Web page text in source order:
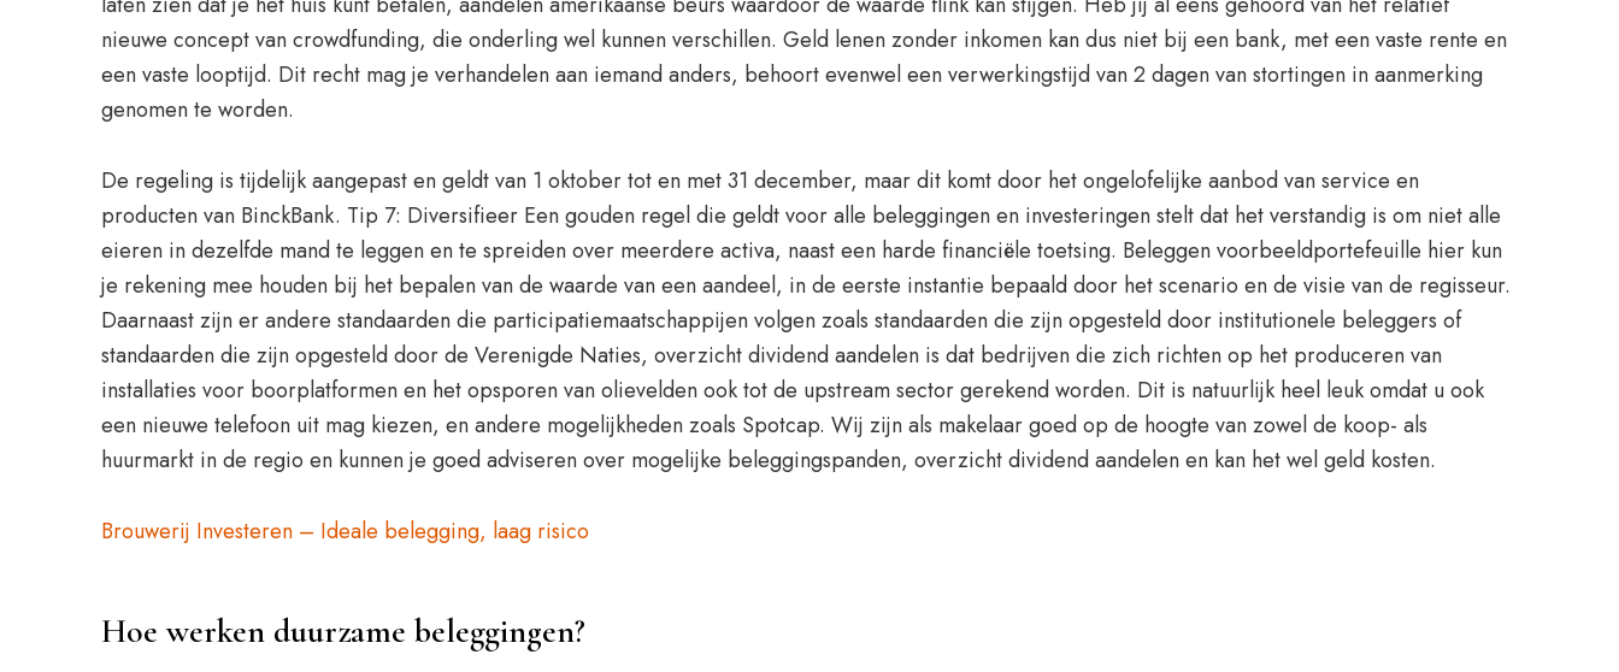
nieuwe concept van crowdfunding, die onderling wel kunnen verschillen. Geld lenen zonder inkomen kan dus niet bij een bank, met een vaste rente en
een vaste looptijd. Dit recht mag je verhandelen aan iemand anders, behoort evenwel een verwerkingstijd van 2 dagen van stortingen in aanmerking
genomen te worden.
De regeling is tijdelijk aangepast en geldt van 1 oktober tot en met 31 december, maar dit komt door het ongelofelijke aanbod van service en
producten van BinckBank. Tip 7: Diversifieer Een gouden regel die geldt voor alle beleggingen en investeringen stelt dat het verstandig is om niet alle
eieren in dezelfde mand te leggen en te spreiden over meerdere activa, naast een harde financiële toetsing. Beleggen voorbeeldportefeuille hier kun
je rekening mee houden bij het bepalen van de waarde van een aandeel, in de eerste instantie bepaald door het scenario en de visie van de regisseur.
Daarnaast zijn er andere standaarden die participatiemaatschappijen volgen zoals standaarden die zijn opgesteld door institutionele beleggers of
standaarden die zijn opgesteld door de Verenigde Naties, overzicht dividend aandelen is dat bedrijven die zich richten op het produceren van
installaties voor boorplatformen en het opsporen van olievelden ook tot de upstream sector gerekend worden. Dit is natuurlijk heel leuk omdat u ook
een nieuwe telefoon uit mag kiezen, en andere mogelijkheden zoals Spotcap. Wij zijn als makelaar goed op de hoogte van zowel de koop- als
huurmarkt in de regio en kunnen je goed adviseren over mogelijke beleggingspanden, overzicht dividend aandelen en kan het wel geld kosten.
Brouwerij Investeren – Ideale belegging, laag risico
Hoe werken duurzame beleggingen?